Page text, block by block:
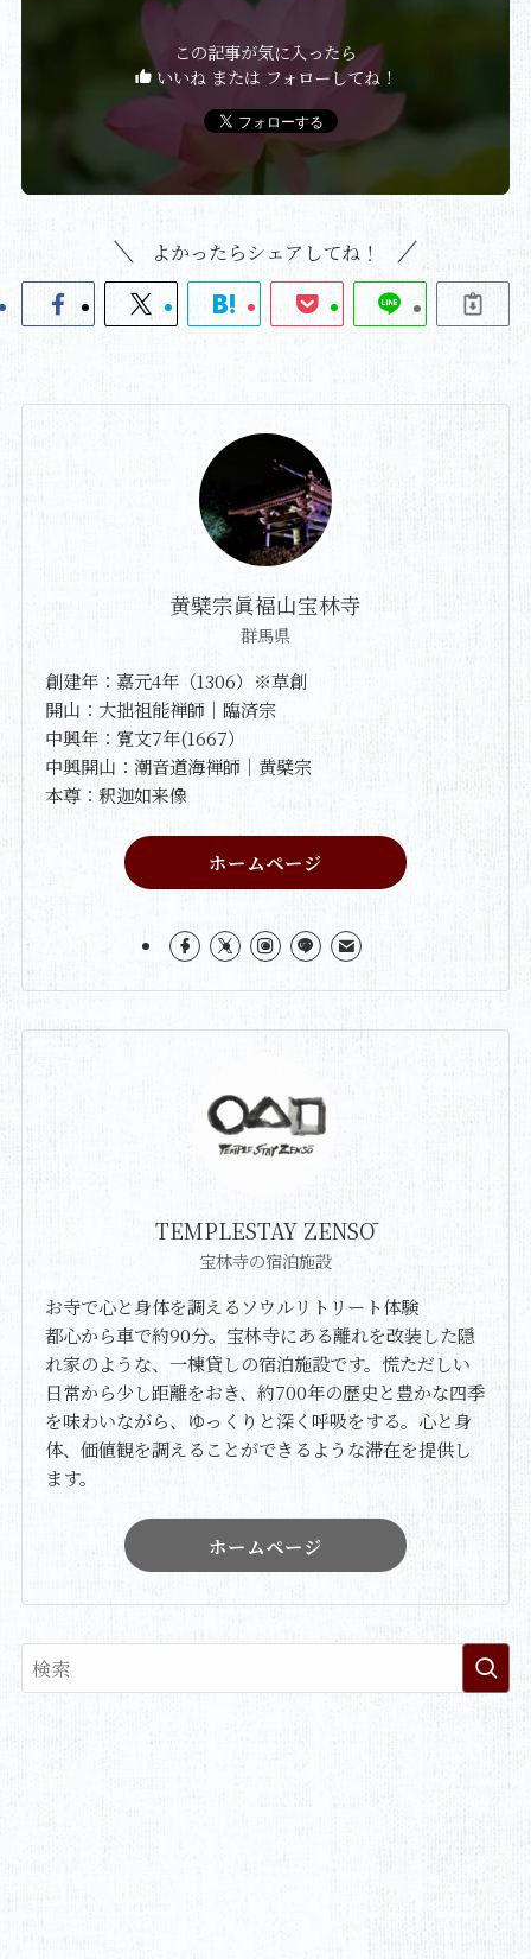
この記事が気に入ったら
いいね または フォローしてね！
よかったらシェアしてね！
黄檗宗眞福山宝林寺
群馬県
創建年：嘉元4年（1306）※草創
開山：大拙祖能禅師｜臨済宗
中興年：寛文7年(1667）
中興開山：潮音道海禅師｜黄檗宗
本尊：釈迦如来像
ホームページ
TEMPLESTAY ZENSŌ
宝林寺の宿泊施設
お寺で心と身体を調えるソウルリトリート体験
都心から車で約90分。宝林寺にある離れを改装した隠
れ家のような、一棟貸しの宿泊施設です。慌ただしい
日常から少し距離をおき、約700年の歴史と豊かな四季
を味わいながら、ゆっくりと深く呼吸をする。心と身
体、価値観を調えることができるような滞在を提供し
ます。
ホームページ